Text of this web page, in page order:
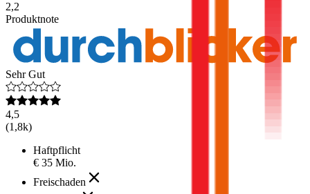
2,2
Produktnote
Sehr Gut
4,5
(1,8k)
Haftpflicht
€ 35 Mio.
Freischaden